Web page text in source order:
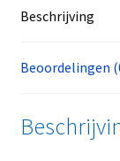
Beschrijving
Beoordelingen